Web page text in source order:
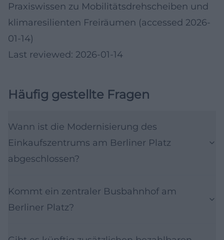
Praxiswissen zu Mobilitätsdrehscheiben und
klimaresilienten Freiräumen (accessed 2026-
01-14)
Last reviewed: 2026-01-14
Häufig gestellte Fragen
Wann ist die Modernisierung des
Einkaufszentrums am Berliner Platz
abgeschlossen?
Kommt ein zentraler Busbahnhof am
Berliner Platz?